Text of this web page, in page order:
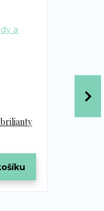
brilianty